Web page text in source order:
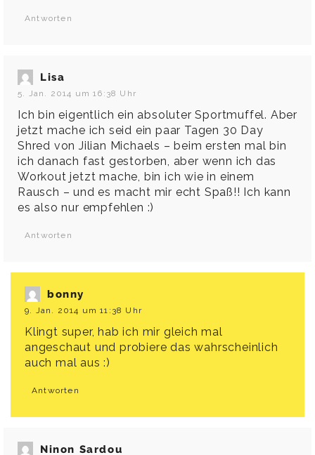
Antworten
Lisa
5. Jan. 2014 um 16:38 Uhr
Ich bin eigentlich ein absoluter Sportmuffel. Aber
jetzt mache ich seid ein paar Tagen 30 Day
Shred von Jilian Michaels – beim ersten mal bin
ich danach fast gestorben, aber wenn ich das
Workout jetzt mache, bin ich wie in einem
Rausch – und es macht mir echt Spaß!! Ich kann
es also nur empfehlen :)
Antworten
bonny
9. Jan. 2014 um 11:38 Uhr
Klingt super, hab ich mir gleich mal
angeschaut und probiere das wahrscheinlich
auch mal aus :)
Antworten
Ninon Sardou